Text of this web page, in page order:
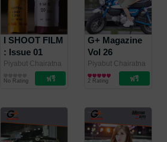
I SHOOT FILM
: Issue 01
(November
Piyabut Chairatna
/ I SHOOT FILM
MAGAZINE
นิตยสารศิลปะ/
ภาพถ่าย/การ
No Rating
G+ Magazine
Vol 26
Piyabut Chairatna
/ I SHOOT FILM
MAGAZINE
นิตยสารผู้ชาย
2 Rating